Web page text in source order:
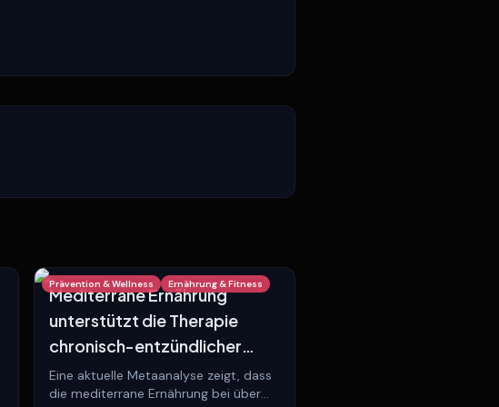
Prävention & Wellness Ernährung & Fitness
Mediterrane Ernährung
unterstützt die Therapie
chronisch-entzündlicher
Darmerkrankungen
Eine aktuelle Metaanalyse zeigt, dass
die mediterrane Ernährung bei über